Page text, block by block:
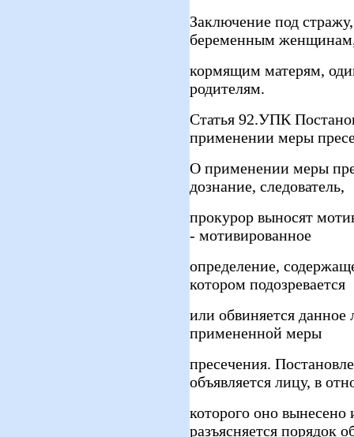
Заключение под
беременным
кормящим матерям,
родителям.
Статья 92.УПК
применении меры
О применении меры
дознание, следователь,
прокурор выносят
- мотивированное
определение,
котором подозревается
или обвиняется данное
примененной меры
пресечения.
объявляется лицу, в
которого оно
разъясняется порядок